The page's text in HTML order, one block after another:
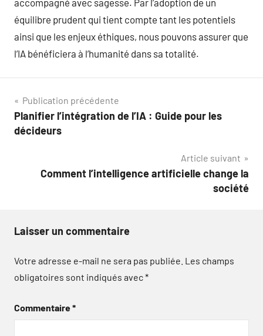
accompagné avec sagesse. Par l’adoption de un
équilibre prudent qui tient compte tant les potentiels
ainsi que les enjeux éthiques, nous pouvons assurer que
l’IA bénéficiera à l’humanité dans sa totalité.
Navigation
de
Publication précédente
Planifier l’intégration de l’IA : Guide pour les
décideurs
Article suivant
Comment l’intelligence artificielle change la
société
Laisser un commentaire
Votre adresse e-mail ne sera pas publiée. Les champs
obligatoires sont indiqués avec*
Commentaire*